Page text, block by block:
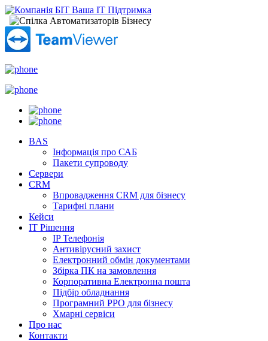
BAS
Інформація про САБ
Пакети супроводу
Сервери
CRM
Впровадження CRM для бізнесу
Тарифні плани
Кейси
ІТ Рішення
IP Телефонія
Антивірусний захист
Електронний обмін документами
Збірка ПК на замовлення
Корпоративна Електронна пошта
Підбір обладнання
Програмний РРО для бізнесу
Хмарні сервіси
Про нас
Контакти